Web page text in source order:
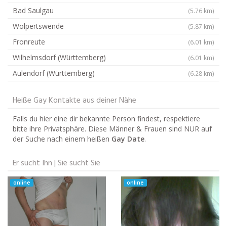
Bad Saulgau (5.76 km)
Wolpertswende (5.87 km)
Fronreute (6.01 km)
Wilhelmsdorf (Württemberg) (6.01 km)
Aulendorf (Württemberg) (6.28 km)
Heiße Gay Kontakte aus deiner Nähe
Falls du hier eine dir bekannte Person findest, respektiere
bitte ihre Privatsphäre. Diese Männer & Frauen sind NUR auf
der Suche nach einem heißen Gay Date.
Er sucht Ihn | Sie sucht Sie
online online